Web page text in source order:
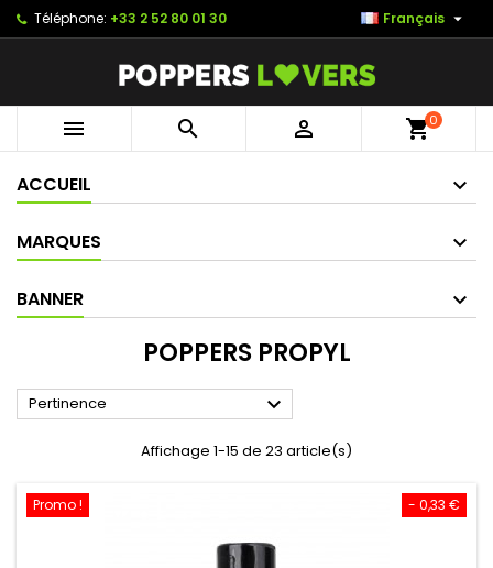
Téléphone: +33 2 52 80 01 30 Français 
   shopping_cart0
ACCUEIL
MARQUES
BANNER
POPPERS PROPYL
Pertinence 
Affichage 1-15 de 23 article(s)
- 0,33 €
Promo !